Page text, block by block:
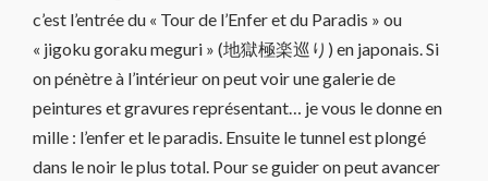
c’est l’entrée du « Tour de l’Enfer et du Paradis » ou
« jigoku goraku meguri » (地獄極楽巡り) en japonais. Si
on pénètre à l’intérieur on peut voir une galerie de
peintures et gravures représentant… je vous le donne en
mille : l’enfer et le paradis. Ensuite le tunnel est plongé
dans le noir le plus total. Pour se guider on peut avancer